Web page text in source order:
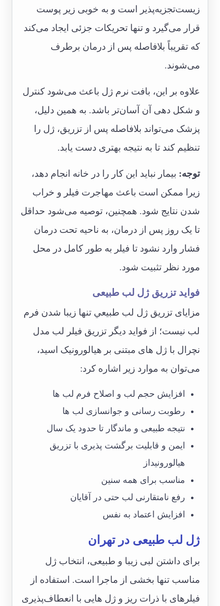
زیست‌تجزیه‌پذیر است و به خوبی زیر پوست
قرار می‌گیرد و تنها تحریکات جزئی ایجاد می‌کند
که تقریباً بلافاصله پس از درمان برطرف
می‌شوند.
علاوه بر این، بافت نرم ژل باعث می‌شود کنترل
و شکل دهی آن آسان‌تر باشد. به همین دلیل،
پزشک می‌تواند بلافاصله پس از تزریق، ژل را
تنظیم کند تا به نتیجه بهتری دست یابد.
توجه: بیمار نباید این کار را در خانه انجام دهد،
زیرا ممکن است باعث مهاجرت فیلر و خراب
شدن نتایج شود. همچنین، توصیه می‌شود حداقل
تا یک روز پس از درمان، به ناحیه تحت درمان
فشار وارد نشود تا فیلر به طور کامل در محل
مورد نظر تثبیت شود.
فواید تزریق ژل لب طبیعی
مزایای تزريق ژل لب طبيعي تنها زیبا شدن فرم
لب نیست؛ از فواید دیگر تزریق فیلر لب مدل
نچرال با ژل های مبتنی بر هیالورونیک اسید،
می‌توان به موارد زیر اشاره کرد:
افزایش حجم لب و اصلاح فرم لب ها
رطوبت رسانی و جوانسازی لب ها
نتیجه طبیعی و ماندگار تا حدود یک سال
ایمن و قابلیت برگشت پذیری با تزریق
هیالورونیداز
مناسب برای همه سنین
رفع نامتقارنی لب حتی در آقایان
افزایش اعتماد به نفس
ژل لب طبیعی در تهران
برای داشتن لبی زیبا و طبیعی، انتخاب ژل
مناسب تنها بخشی از ماجرا است. استفاده از
فیلرهای با ذرات ریز و ژل هایی با انعطاف‌پذیری